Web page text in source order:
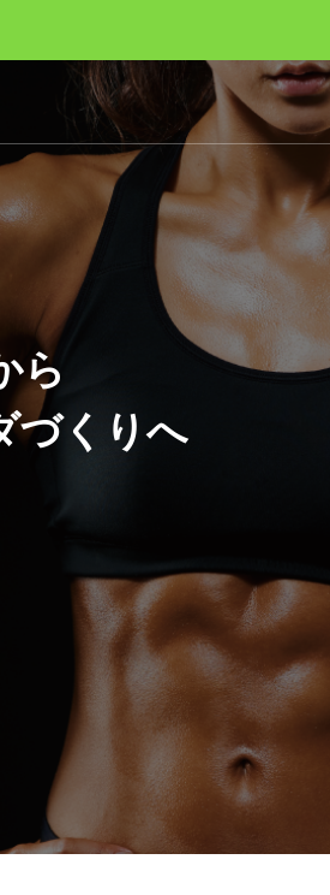
ら
づくりへ